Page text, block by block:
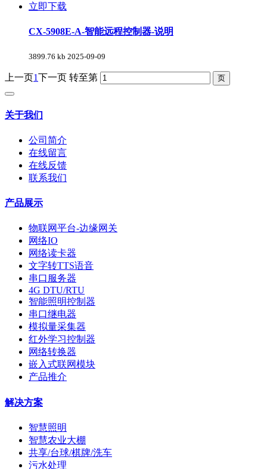
立即下载
CX-5908E-A-智能远程控制器-说明
3899.76 kb 2025-09-09
上一页1下一页 转至第
关于我们
公司简介
在线留言
在线反馈
联系我们
产品展示
物联网平台-边缘网关
网络IO
网络读卡器
文字转TTS语音
串口服务器
4G DTU/RTU
智能照明控制器
串口继电器
模拟量采集器
红外学习控制器
网络转换器
嵌入式联网模块
产品推介
解决方案
智慧照明
智慧农业大棚
共享/台球/棋牌/洗车
污水处理